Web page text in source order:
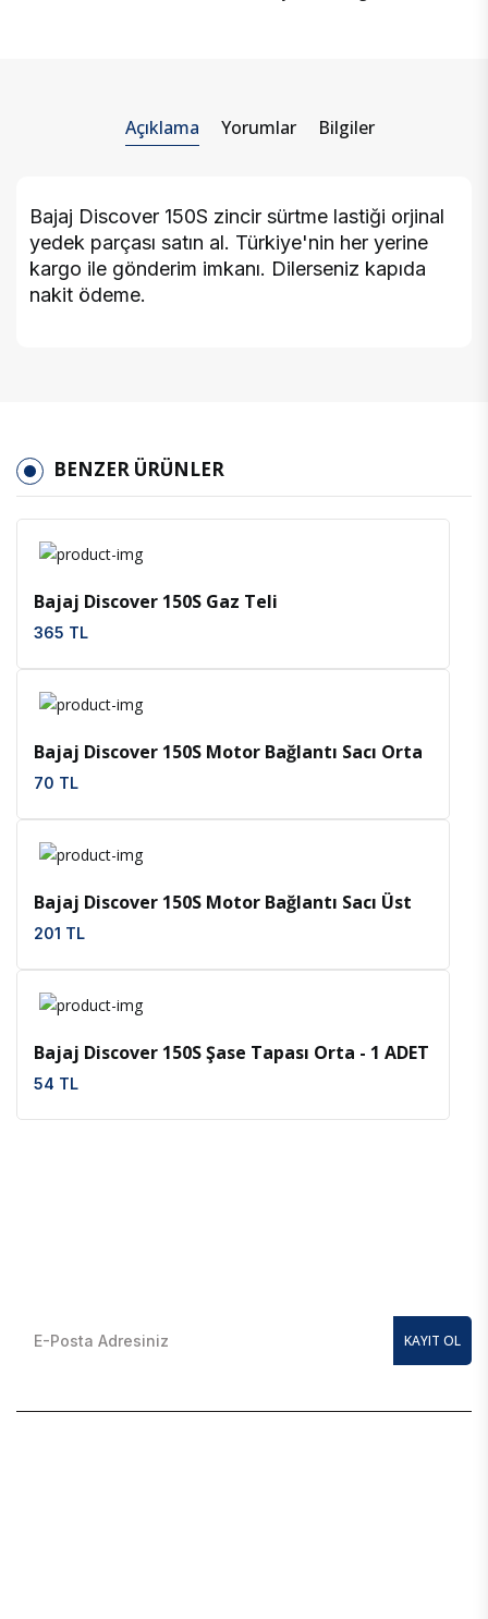
Açıklama Yorumlar Bilgiler
Bajaj Discover 150S zincir sürtme lastiği orjinal
yedek parçası satın al. Türkiye'nin her yerine
kargo ile gönderim imkanı. Dilerseniz kapıda
nakit ödeme.
BENZER ÜRÜNLER
Bajaj Discover 150S Gaz Teli
365 TL
Bajaj Discover 150S Motor Bağlantı Sacı Orta
70 TL
Bajaj Discover 150S Motor Bağlantı Sacı Üst
201 TL
Bajaj Discover 150S Şase Tapası Orta - 1 ADET
54 TL
KAYIT OL